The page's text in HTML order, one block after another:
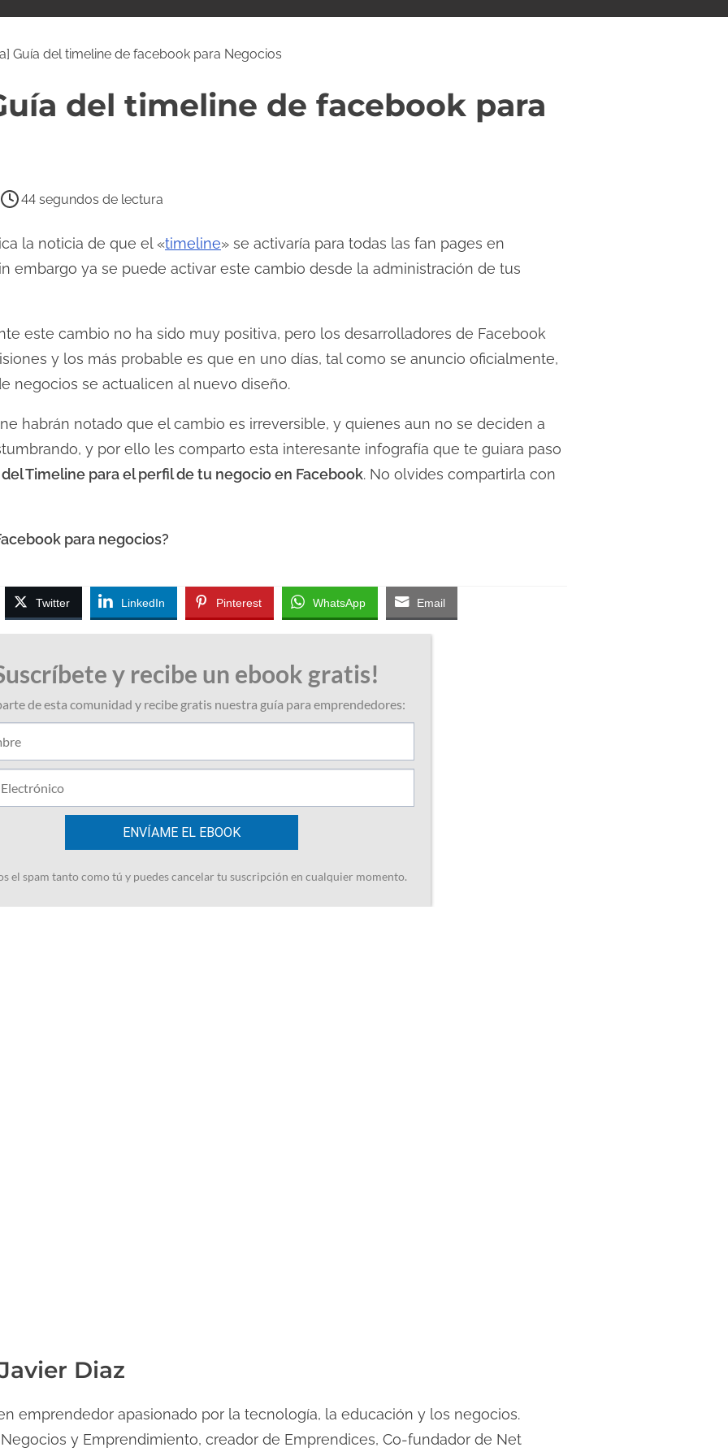
Guía del timeline de facebook para Negocios
del timeline de facebook para
44 segundos de lectura
la noticia de que el «timeline» se activaría para todas las fan pages en
embargo ya se puede activar este cambio desde la administración de tus
este cambio no ha sido muy positiva, pero los desarrolladores de Facebook
y los más probable es que en uno días, tal como se anuncio oficialmente,
negocios se actualicen al nuevo diseño.
habrán notado que el cambio es irreversible, y quienes aun no se deciden a
y por ello les comparto esta interesante infografía que te guiara paso
Timeline para el perfil de tu negocio en Facebook. No olvides compartirla con
para negocios?
Twitter LinkedIn Pinterest WhatsApp Email
Diaz
emprendedor apasionado por la tecnología, la educación y los negocios.
y Emprendimiento, creador de Emprendices, Co-fundador de Net